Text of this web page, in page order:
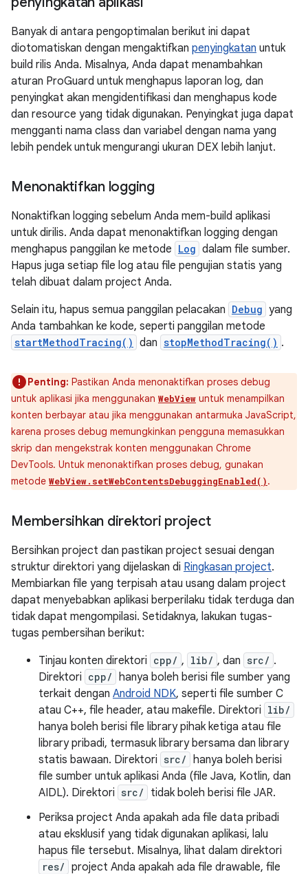
Banyak di antara pengoptimalan berikut ini dapat
diotomatiskan dengan mengaktifkan penyingkatan untuk
build rilis Anda. Misalnya, Anda dapat menambahkan
aturan ProGuard untuk menghapus laporan log, dan
penyingkat akan mengidentifikasi dan menghapus kode
dan resource yang tidak digunakan. Penyingkat juga dapat
mengganti nama class dan variabel dengan nama yang
lebih pendek untuk mengurangi ukuran DEX lebih lanjut.
Menonaktifkan logging
Nonaktifkan logging sebelum Anda mem-build aplikasi
untuk dirilis. Anda dapat menonaktifkan logging dengan
menghapus panggilan ke metode Log dalam file sumber.
Hapus juga setiap file log atau file pengujian statis yang
telah dibuat dalam project Anda.
Selain itu, hapus semua panggilan pelacakan Debug yang
Anda tambahkan ke kode, seperti panggilan metode
startMethodTracing() dan stopMethodTracing() .
Penting: Pastikan Anda menonaktifkan proses debug
untuk aplikasi jika menggunakan WebView untuk menampilkan
konten berbayar atau jika menggunakan antarmuka JavaScript,
karena proses debug memungkinkan pengguna memasukkan
skrip dan mengekstrak konten menggunakan Chrome
DevTools. Untuk menonaktifkan proses debug, gunakan
metode WebView.setWebContentsDebuggingEnabled().
Membersihkan direktori project
Bersihkan project dan pastikan project sesuai dengan
struktur direktori yang dijelaskan di Ringkasan project.
Membiarkan file yang terpisah atau usang dalam project
dapat menyebabkan aplikasi berperilaku tidak terduga dan
tidak dapat mengompilasi. Setidaknya, lakukan tugas-
tugas pembersihan berikut:
Tinjau konten direktori cpp/ , lib/ , dan src/ .
Direktori cpp/ hanya boleh berisi file sumber yang
terkait dengan Android NDK, seperti file sumber C
atau C++, file header, atau makefile. Direktori lib/
hanya boleh berisi file library pihak ketiga atau file
library pribadi, termasuk library bersama dan library
statis bawaan. Direktori src/ hanya boleh berisi
file sumber untuk aplikasi Anda (file Java, Kotlin, dan
AIDL). Direktori src/
tidak boleh berisi file JAR.
Periksa project Anda apakah ada file data pribadi
atau eksklusif yang tidak digunakan aplikasi, lalu
hapus file tersebut. Misalnya, lihat dalam direktori
res/ project Anda apakah ada file drawable, file